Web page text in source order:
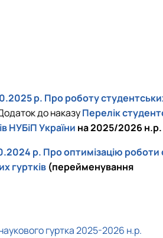
р. Про роботу
до наказуПерелік
НУБіП України на 2025/2026 н.р.
р. Про оптимізацію роботи
гуртків (перейменування
гуртка 2025-2026 н.р.